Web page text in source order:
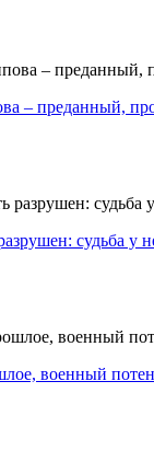
– преданный,
судьба у
военный